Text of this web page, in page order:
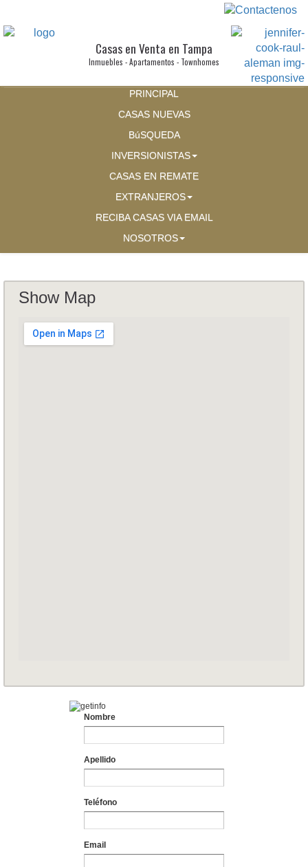
Casas en Venta en Tampa
Inmuebles - Apartamentos - Townhomes
PRINCIPAL
CASAS NUEVAS
BúSQUEDA
INVERSIONISTAS
CASAS EN REMATE
EXTRANJEROS
RECIBA CASAS VIA EMAIL
NOSOTROS
Show Map
Nombre
Apellido
Teléfono
Email